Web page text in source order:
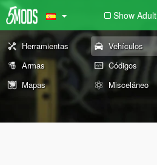
Show Adult
Herramientas Vehículos
Armas
Códigos
Mapas
Misceláneo